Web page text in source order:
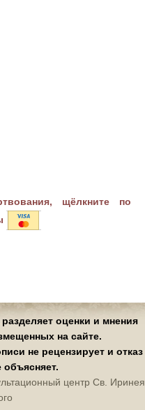
щёлкните по
оценки и мнения
на сайте.
не рецензирует и отказ
объясняет.
центр Св. Иринея